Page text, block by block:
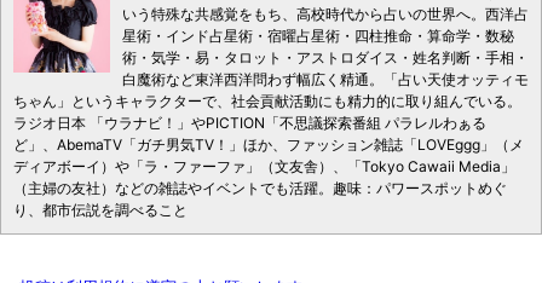
いう特殊な共感覚をもち、高校時代から占いの世界へ。西洋占
星術・インド占星術・宿曜占星術・四柱推命・算命学・数秘
術・気学・易・タロット・アストロダイス・姓名判断・手相・
白魔術など東洋西洋問わず幅広く精通。「占い天使オッティモ
ちゃん」というキャラクターで、社会貢献活動にも精力的に取り組んでいる。
ラジオ日本 「ウラナビ！」やPICTION「不思議探索番組 パラレルわぁる
ど」、AbemaTV「ガチ男気TV！」ほか、ファッション雑誌「LOVEggg」（メ
ディアボーイ）や「ラ・ファーファ」（文友舎）、「Tokyo Cawaii Media」
（主婦の友社）などの雑誌やイベントでも活躍。趣味：パワースポットめぐ
り、都市伝説を調べること